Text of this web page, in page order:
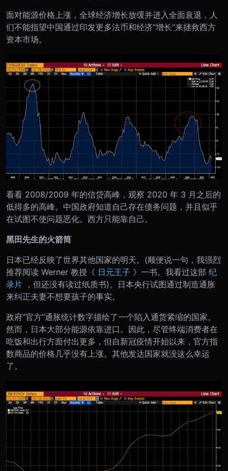
面对能源价格上涨，全球经济增长放缓并进入全面衰退，人
们不能指望中国通过印发更多法币和经济“增长”来拯救西方
资本市场。
看看 2008/2009 年的信贷高峰，观察 2020 年 3 月之后的
低得多的高峰。中国政府知道自己存在债务问题，并且似乎
在试图不使问题恶化。西方只能靠自己。
黑田先生的火箭筒
日本已经反映了世界其他国家的明天。(顺便说一句，我强烈
推荐阅读 Werner 教授《 日元王子 》一书。我看过这部 纪
录片 ，但还没有读过纸质书)。日本央行试图通过制造通胀
来纠正夫妻不想要孩子的事实。
政府“官方”通胀统计数字描绘了一个陷入通货紧缩的国家。
然而，日本大部分能源依靠进口。因此，尽管终端消费者在
吃饭和出行方面付出更多，但自新冠疫情开始以来，官方指
数商品的价格几乎没有上涨。其他发达国家就没这么幸运
了。